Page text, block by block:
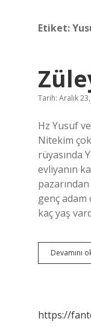
Etiket:
Tarih: Aralık
Hz Yusuf
Nitekim
rüyasında
evliyanın
genç adam
kaç yaş
Devamını
https://